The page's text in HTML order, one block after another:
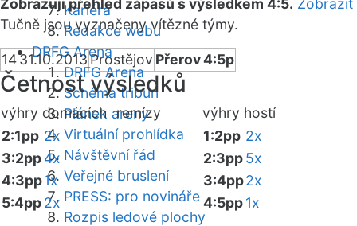
Kariéra
Redakce webu
DRFG Arena
DRFG Arena
Schéma tribun
Plánek areny
Virtuální prohlídka
Návštěvní řád
Veřejné bruslení
PRESS: pro novináře
Rozpis ledové plochy
Zobrazuji přehled zápasů s výsledkem 4:5. Zobrazit
Tučně jsou vyznačeny vítězné týmy.
1431.10.2013Prostějov Přerov4:5p
Četnost výsledků
výhry domácíchremízy výhry hostí
2:1pp 2x
3:2pp4x
4:3pp1x
5:4pp2x
1:2pp 2x
2:3pp5x
3:4pp2x
4:5pp1x